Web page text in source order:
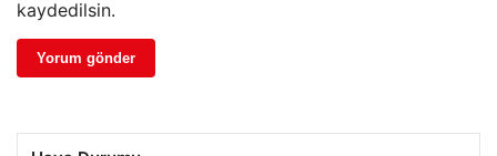
kaydedilsin.